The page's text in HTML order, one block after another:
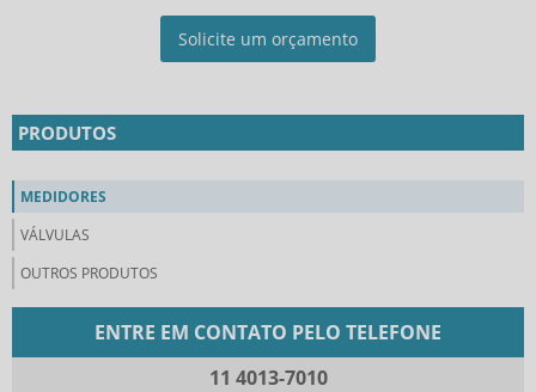
Solicite um orçamento
PRODUTOS
MEDIDORES
VÁLVULAS
OUTROS PRODUTOS
ENTRE EM CONTATO PELO TELEFONE
11 4013-7010